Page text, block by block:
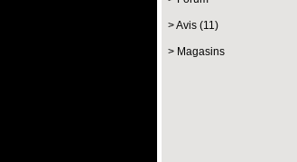
Avis (11)
Magasins